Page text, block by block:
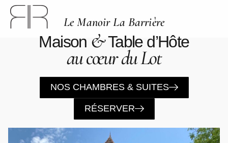
Le Manoir La Barrière
Maison &Table d’Hôte
au cœur du Lot
NOS CHAMBRES & SUITES
RÉSERVER